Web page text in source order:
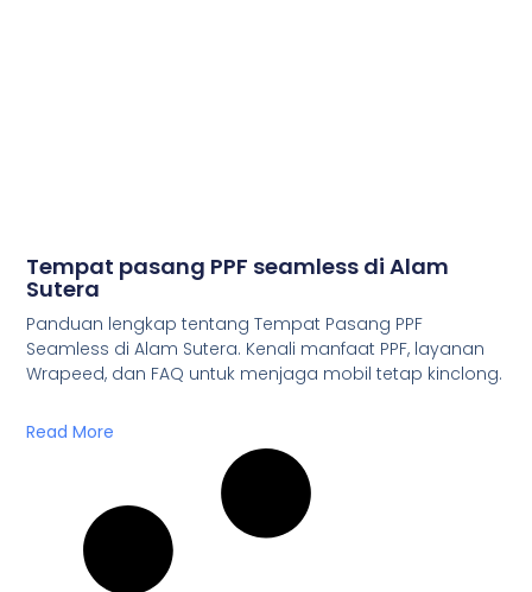
Tempat pasang PPF seamless di Alam
Sutera
Panduan lengkap tentang Tempat Pasang PPF
Seamless di Alam Sutera. Kenali manfaat PPF, layanan
Wrapeed, dan FAQ untuk menjaga mobil tetap kinclong.
Read More